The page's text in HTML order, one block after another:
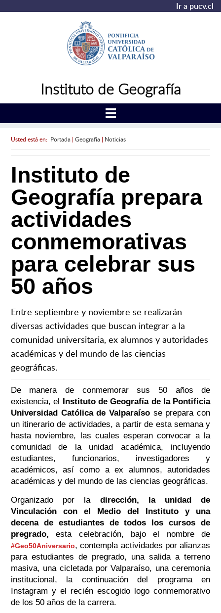
Ir a pucv.cl
Instituto de Geografía
Usted está en: Portada| Geografía| Noticias
Instituto de
Geografía prepara
actividades
conmemorativas
para celebrar sus
50 años
Entre septiembre y noviembre se realizarán
diversas actividades que buscan integrar a la
comunidad universitaria, ex alumnos y autoridades
académicas y del mundo de las ciencias
geográficas.
De manera de conmemorar sus 50 años de
existencia, el
Instituto de Geografía de la Pontificia
Universidad Católica de Valparaíso se prepara con
un itinerario de actividades, a partir de esta semana y
hasta noviembre, las cuales esperan convocar a la
comunidad de la unidad académica, incluyendo
estudiantes, funcionarios, investigadores y
académicos, así como a ex alumnos, autoridades
académicas y del mundo de las ciencias geográficas.
Organizado por la dirección, la unidad de
Vinculación con el Medio del Instituto y una
decena de estudiantes de todos los cursos de
pregrado, esta celebración, bajo el nombre de
#Geo50Aniversario, contempla actividades por alianzas
para estudiantes de pregrado, una salida a terreno
masiva, una cicletada por Valparaíso, una ceremonia
institucional, la continuación del programa en
Instagram y el recién escogido logo conmemorativo
de los 50 años de la carrera.